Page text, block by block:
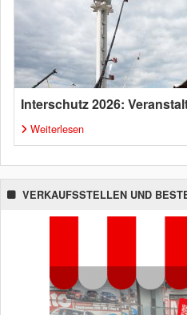
Interschutz 2026:
Weiterlesen
VERKAUFSSTELLEN UND